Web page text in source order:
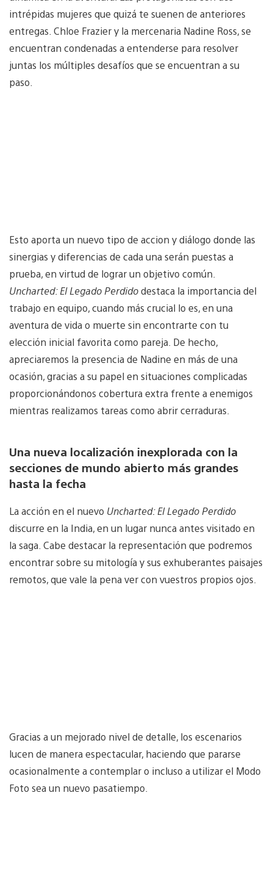
intrépidas mujeres que quizá te suenen de anteriores
entregas. Chloe Frazier y la mercenaria Nadine Ross, se
encuentran condenadas a entenderse para resolver
juntas los múltiples desafíos que se encuentran a su
paso.
Esto aporta un nuevo tipo de accion y diálogo donde las
sinergias y diferencias de cada una serán puestas a
prueba, en virtud de lograr un objetivo común.
Uncharted: El Legado Perdidodestaca la importancia del
trabajo en equipo, cuando más crucial lo es, en una
aventura de vida o muerte sin encontrarte con tu
elección inicial favorita como pareja. De hecho,
apreciaremos la presencia de Nadine en más de una
ocasión, gracias a su papel en situaciones complicadas
proporcionándonos cobertura extra frente a enemigos
mientras realizamos tareas como abrir cerraduras.
Una nueva localización inexplorada con la
secciones de mundo abierto más grandes
hasta la fecha
La acción en el nuevo Uncharted: El Legado Perdido
discurre en la India, en un lugar nunca antes visitado en
la saga. Cabe destacar la representación que podremos
encontrar sobre su mitología y sus exhuberantes paisajes
remotos, que vale la pena ver con vuestros propios ojos.
Gracias a un mejorado nivel de detalle, los escenarios
lucen de manera espectacular, haciendo que pararse
ocasionalmente a contemplar o incluso a utilizar el Modo
Foto sea un nuevo pasatiempo.